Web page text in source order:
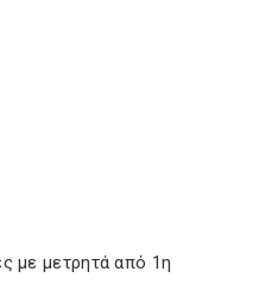
με μετρητά από 1η